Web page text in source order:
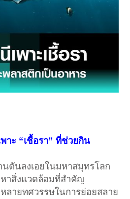
พาะ “เชื้อรา” ที่ช่วยกิน
ตันลงเอยในมหาสมุทรโลก
าสิ่งแวดล้อมที่สำคัญ
หลายทศวรรษในการย่อยสลาย